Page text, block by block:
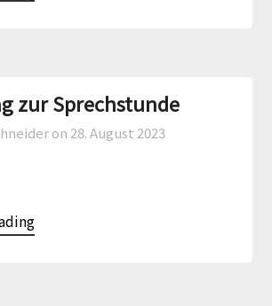
zur Sprechstunde
on 28. August 2023